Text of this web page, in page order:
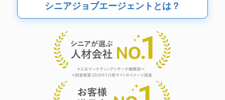
シニアジョブエージェントとは？